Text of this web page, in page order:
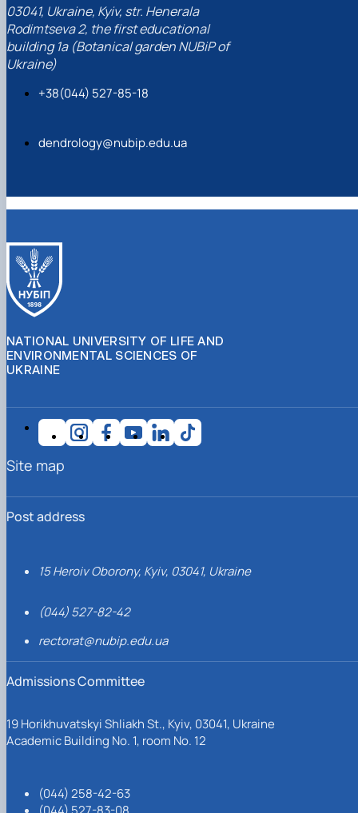
03041, Ukraine, Kyiv, str. Henerala
Rodimtseva 2, the first educational
building 1a (Botanical garden NUBiP of
Ukraine)
+38(044) 527-85-18
dendrology@nubip.edu.ua
NATIONAL UNIVERSITY OF LIFE AND
ENVIRONMENTAL SCIENCES OF
UKRAINE
Post address
15 Heroiv Oborony, Kyiv, 03041, Ukraine
(044) 527-82-42
rectorat@nubip.edu.ua
Admissions Committee
19 Horikhuvatskyi Shliakh St., Kyiv, 03041, Ukraine
Academic Building No. 1, room No. 12
(044) 258-42-63
Site map